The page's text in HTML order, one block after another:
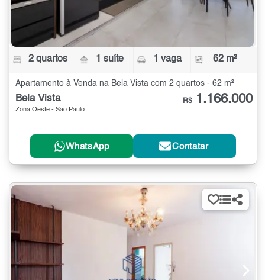
2 quartos 1 suíte 1 vaga 62 m²
Apartamento à Venda na Bela Vista com 2 quartos - 62 m²
Bela Vista
Zona Oeste - São Paulo
R$ 1.166.000
WhatsApp Contatar